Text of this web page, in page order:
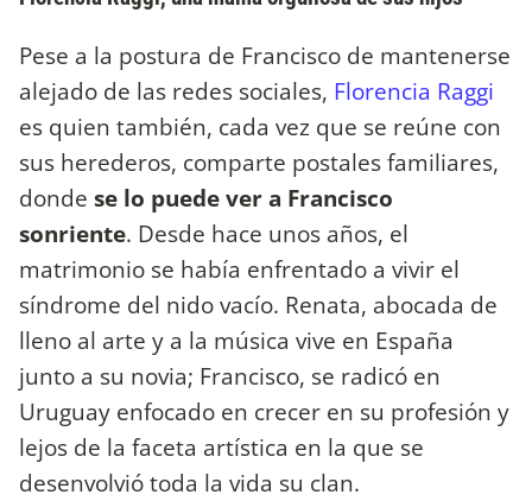
Pese a la postura de Francisco de mantenerse
alejado de las redes sociales, Florencia Raggi
es quien también, cada vez que se reúne con
sus herederos, comparte postales familiares,
donde se lo puede ver a Francisco
sonriente. Desde hace unos años, el
matrimonio se había enfrentado a vivir el
síndrome del nido vacío. Renata, abocada de
lleno al arte y a la música vive en España
junto a su novia; Francisco, se radicó en
Uruguay enfocado en crecer en su profesión y
lejos de la faceta artística en la que se
desenvolvió toda la vida su clan.